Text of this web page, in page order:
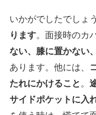
いかがでしたでしょ
ります。面接時のカ
ない、膝に置かない
あります。他には、
たれにかけること 。
サイドポケットに入